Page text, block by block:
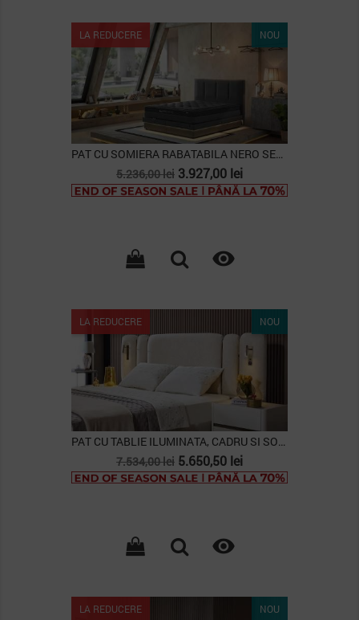
LA REDUCERE NOU
PAT CU SOMIERA RABATABILA NERO SENSE
Pret
de
5.236,00 lei Pret
3.927,00 lei

LA REDUCERE NOU
PAT CU TABLIE ILUMINATA, CADRU SI SOMIERA...
Pret
de
7.534,00 lei Pret
5.650,50 lei

LA REDUCERE NOU